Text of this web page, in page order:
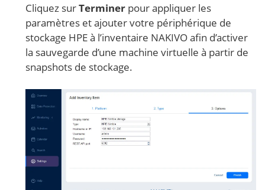
Cliquez surTerminer pour appliquer les
paramètres et ajouter votre périphérique de
stockage HPE à l’inventaire NAKIVO afin d’activer
la sauvegarde d’une machine virtuelle à partir de
snapshots de stockage.